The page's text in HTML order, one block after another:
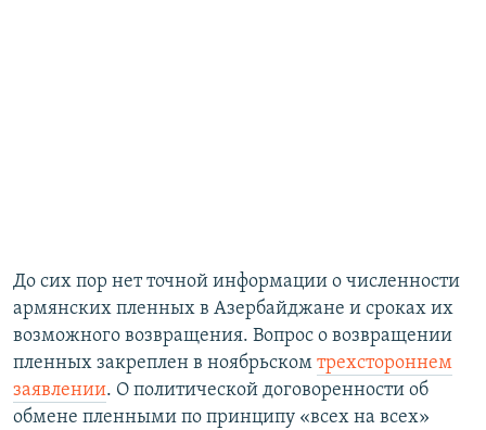
До сих пор нет точной информации о численности
армянских пленных в Азербайджане и сроках их
возможного возвращения. Вопрос о возвращении
пленных закреплен в ноябрьском трехстороннем
заявлении. О политической договоренности об
обмене пленными по принципу «всех на всех»